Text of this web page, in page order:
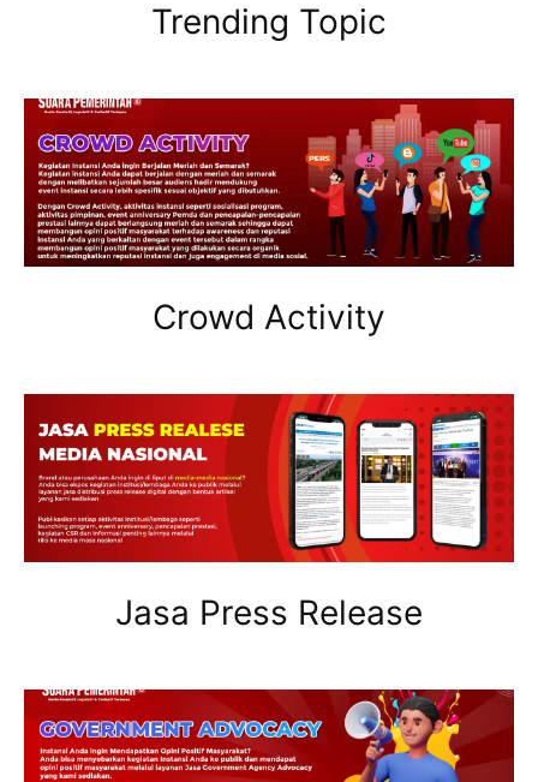
Trending Topic
Crowd Activity
Jasa Press Release